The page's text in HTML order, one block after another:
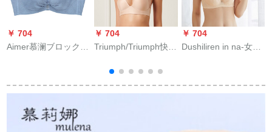
￥ 704
Aimer慕澜ブロック女
ット通気性がいいバ
ープケースケースA
11771青灰色C 80
￥ 704
Triumph/Triumph快适
适适适适适适适适适
适适适适适适适适适
￥ 704
Dushiliren in na-女性
ブロック寄せ付けブ